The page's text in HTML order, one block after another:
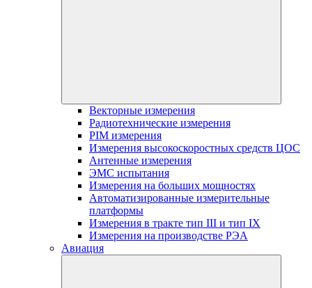
Векторные измерения
Радиотехнические измерения
PIM измерения
Измерения высокоскоростных средств ЦОС
Антенные измерения
ЭМС испытания
Измерения на больших мощностях
Автоматизированные измерительные
платформы
Измерения в тракте тип III и тип IX
Измерения на производстве РЭА
Авиация